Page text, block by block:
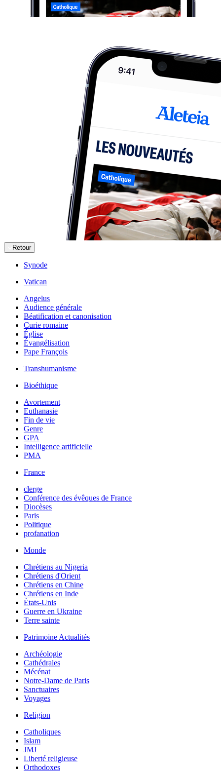
Retour
Synode
Vatican
Angelus
Audience générale
Béatification et canonisation
Curie romaine
Église
Évangélisation
Pape François
Transhumanisme
Bioéthique
Avortement
Euthanasie
Fin de vie
Genre
GPA
Intelligence artificielle
PMA
France
clerge
Conférence des évêques de France
Diocèses
Paris
Politique
profanation
Monde
Chrétiens au Nigeria
Chrétiens d'Orient
Chrétiens en Chine
Chrétiens en Inde
États-Unis
Guerre en Ukraine
Terre sainte
Patrimoine Actualités
Archéologie
Cathédrales
Mécénat
Notre-Dame de Paris
Sanctuaires
Voyages
Religion
Catholiques
Islam
JMJ
Liberté religieuse
Orthodoxes